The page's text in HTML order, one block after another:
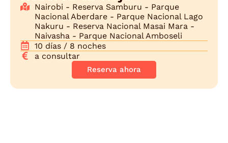
Nairobi - Reserva Samburu - Parque
Nacional Aberdare - Parque Nacional Lago
Nakuru - Reserva Nacional Masai Mara -
Naivasha - Parque Nacional Amboseli
10 días / 8 noches
a consultar
Reserva ahora